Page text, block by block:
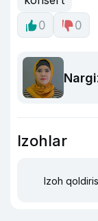
0
0
Izohlar
Izoh